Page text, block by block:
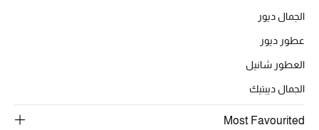
حصريًا عبر الإنترنت
جميع إصدارتنا النسائية
الجمال ديور
عطور ديور
العطور شانيل
الجمال ديبتيك
Most Favourited